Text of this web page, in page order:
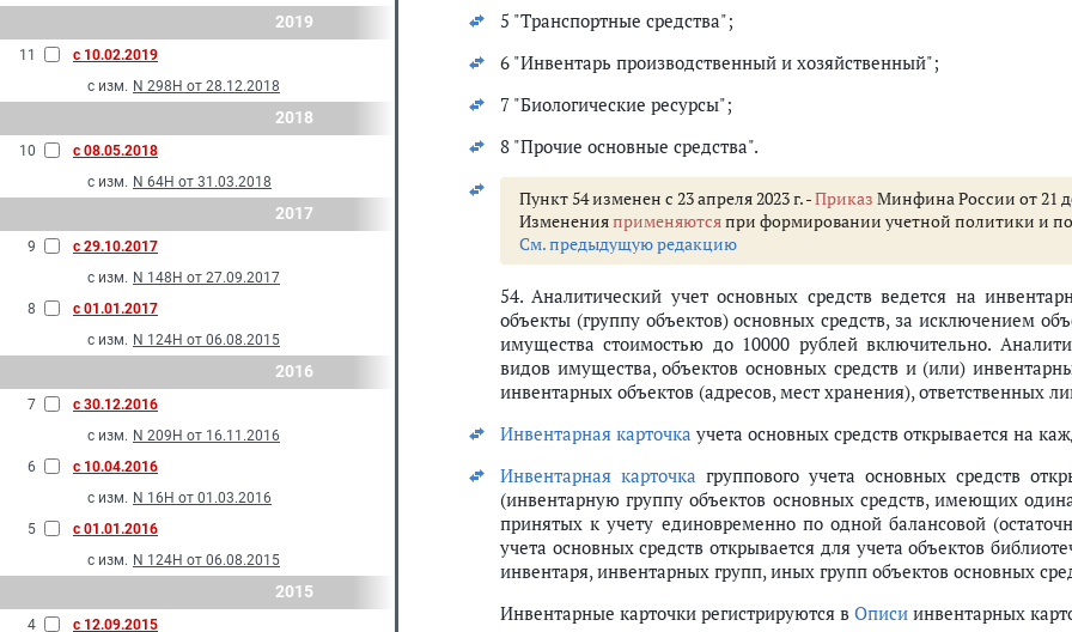
2019
11
с 10.02.2019
с изм. N 298Н от 28.12.2018
2018
10
с 08.05.2018
с изм. N 64Н от 31.03.2018
2017
9
с 29.10.2017
с изм. N 148Н от 27.09.2017
8
с 01.01.2017
с изм. N 124Н от 06.08.2015
2016
7
с 30.12.2016
с изм. N 209Н от 16.11.2016
6
с 10.04.2016
с изм. N 16Н от 01.03.2016
5
с 01.01.2016
с изм. N 124Н от 06.08.2015
2015
4 с 12.09.2015
5 "Транспортные средства";
6 "Инвентарь производственный и хозяйственный";
7 "Биологические ресурсы";
8 "Прочие основные средства".
Пункт 54 изменен с 23 апреля 2023 г. -Приказ Минфина России от 21
Измененияприменяютсяпри формировании учетной политики и
См. предыдущую редакцию
54. Аналитический учет основных средств ведется на
объекты (группу объектов) основных средств, за исключением
имущества стоимостью до 10000 рублей включительно.
видов имущества, объектов основных средств и (или)
инвентарных объектов (адресов, мест хранения), ответственных
Инвентарная карточка учета основных средств открывается на
Инвентарная карточка группового учета основных средств
(инвентарную группу объектов основных средств, имеющих
принятых к учету единовременно по одной балансовой
учета основных средств открывается для учета объектов
инвентаря, инвентарных групп, иных групп объектов основных
Инвентарные карточки регистрируются в Описи инвентарных